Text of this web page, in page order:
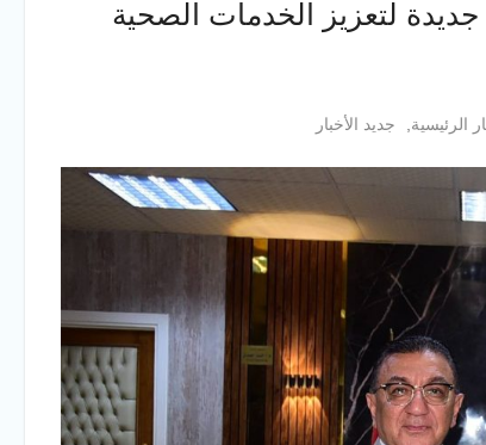
لتعزيز الخدمات الصحية
الرئيسية جديد الأخبار